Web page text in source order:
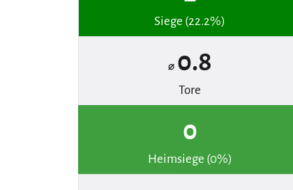
Siege (22.2%)
⌀ 0.8
Tore
0
Heimsiege (0%)